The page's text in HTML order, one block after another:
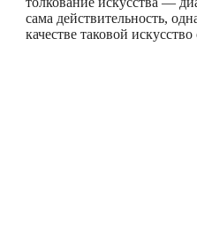
сама действительность,
качестве таковой